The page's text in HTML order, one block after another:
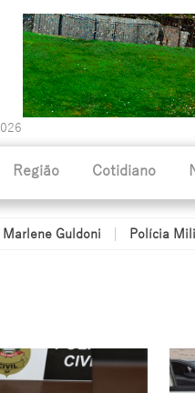
Região Cotidiano
Polícia Militar